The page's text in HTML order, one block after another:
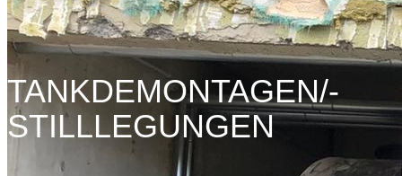
TANKDEMONTAGEN/-
STILLLEGUNGEN